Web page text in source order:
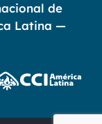
de
Latina —